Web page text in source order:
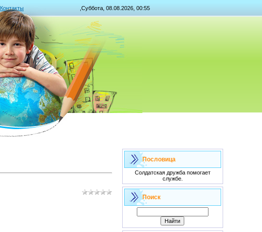
Контакты ,Суббота, 08.08.2026, 00:55
Пословица
Солдатская дружба помогает
службе.
Поиск